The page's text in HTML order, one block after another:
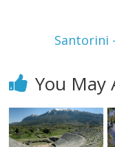
Santorini
You May